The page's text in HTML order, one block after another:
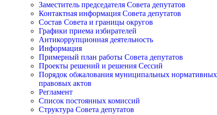
Заместитель председателя Совета депутатов
Контактная информация Совета депутатов
Состав Совета и границы округов
Графики приема избирателей
Антикоррупционная деятельность
Информация
Примерный план работы Совета депутатов
Проекты решений и решения Сессий
Порядок обжалования муниципальных нормативных
правовых актов
Регламент
Список постоянных комиссий
Структура Совета депутатов